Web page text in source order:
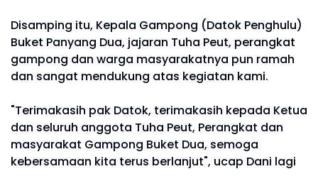
Disamping itu, Kepala Gampong (Datok Penghulu)
Buket Panyang Dua, jajaran Tuha Peut, perangkat
gampong dan warga masyarakatnya pun ramah
dan sangat mendukung atas kegiatan kami.
"Terimakasih pak Datok, terimakasih kepada Ketua
dan seluruh anggota Tuha Peut, Perangkat dan
masyarakat Gampong Buket Dua, semoga
kebersamaan kita terus berlanjut", ucap Dani lagi